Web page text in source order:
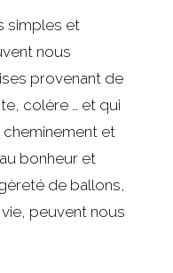
simples et
nous
provenant de
colère … et qui
et
bonheur et
de ballons,
peuvent nous